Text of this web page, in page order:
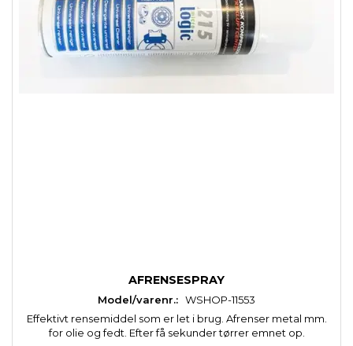
AFRENSESPRAY
Model/varenr.: WSHOP-11553
Effektivt rensemiddel som er let i brug. Afrenser metal mm.
for olie og fedt. Efter få sekunder tørrer emnet op.